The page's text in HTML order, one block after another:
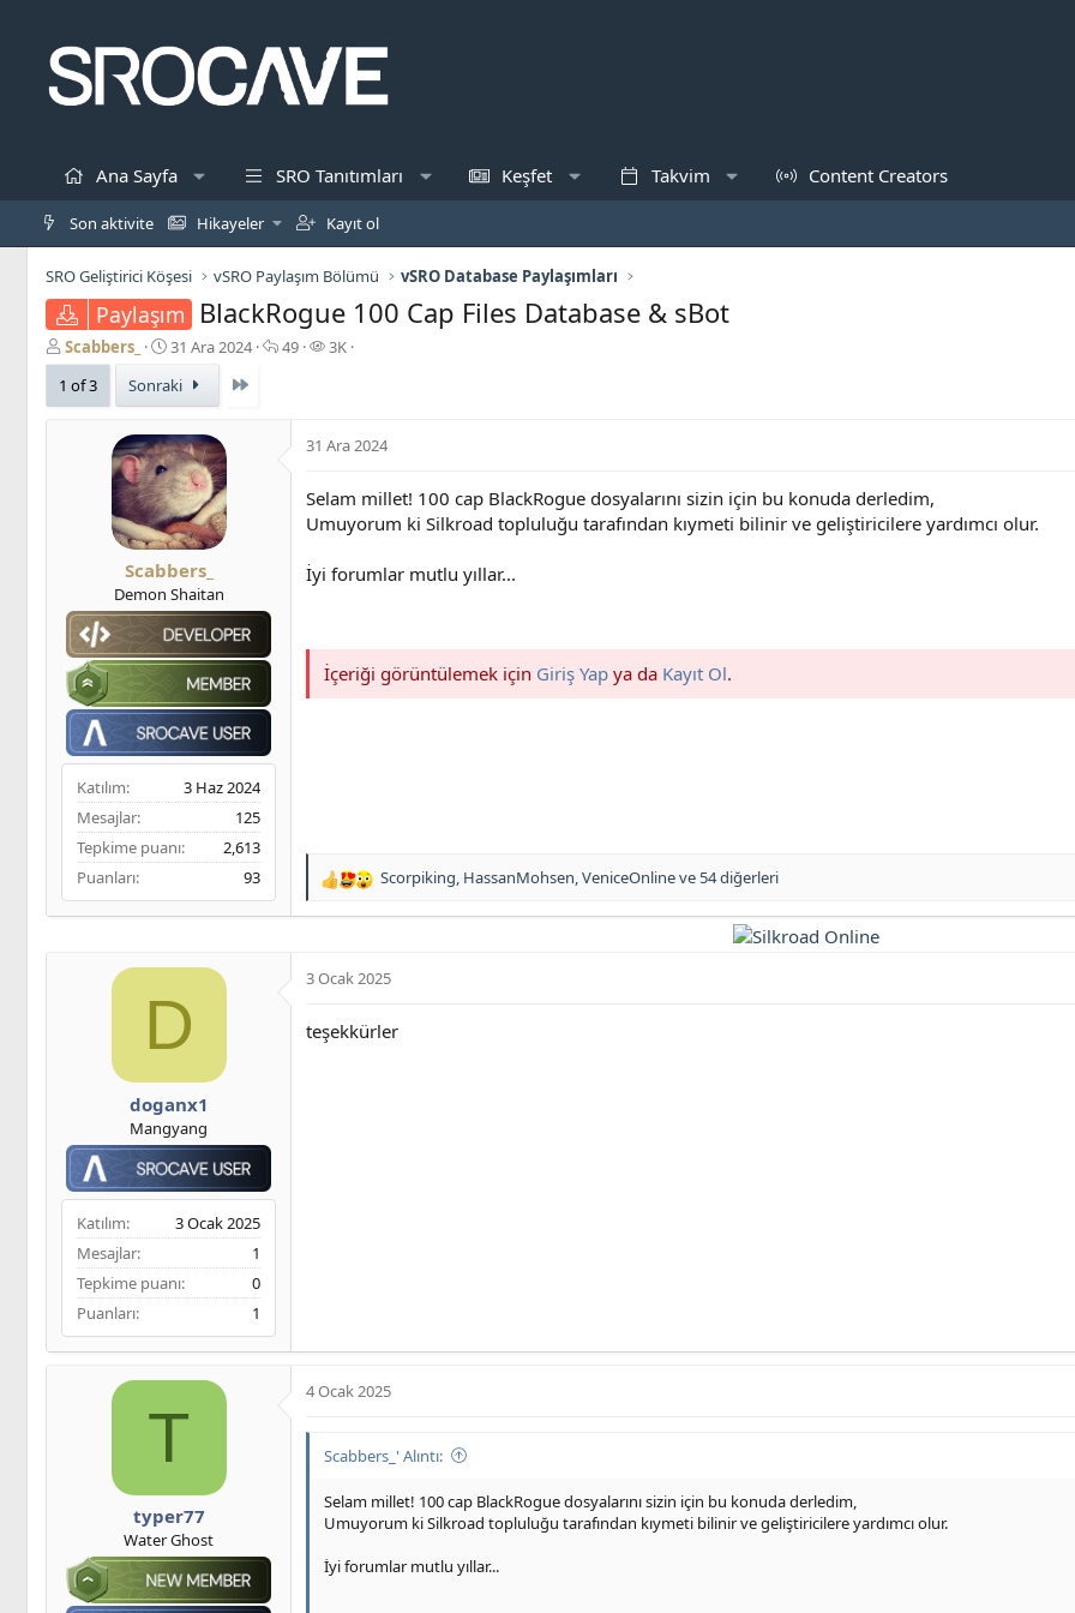
Ana Sayfa SRO Tanıtımları Keşfet Takvim Content Creators
Son aktivite Hikayeler Kayıt ol
SRO Geliştirici Köşesi vSRO Paylaşım Bölümü vSRO Database Paylaşımları
Paylaşım BlackRogue 100 Cap Files Database & sBot
K
o
n
b
a
n
Scabbers_
B
ş
l
a
n
g
ı
ç
t
a
r
i
h
i
31 Ara 2024
C
49
G
t
l
e
3K
1 of 3
Sonraki
Scabbers_
Demon Shaitan
Katılım
3 Haz 2024
Mesajlar
125
Tepkime puanı
2,613
Puanları
93
31 Ara 2024
Selam millet! 100 cap BlackRogue dosyalarını sizin için bu konuda derledim,
Umuyorum ki Silkroad topluluğu tarafından kıymeti bilinir ve geliştiricilere yardımcı olur.
İyi forumlar mutlu yıllar...
İçeriği görüntülemek için Giriş Yap ya da Kayıt Ol.
T
i
r
Scorpiking, HassanMohsen,VeniceOnlineve 54 diğerleri
D
doganx1
Mangyang
Katılım
3 Ocak 2025
Mesajlar
1
Tepkime puanı
0
Puanları
1
3 Ocak 2025
teşekkürler
T
typer77
Water Ghost
4 Ocak 2025
Scabbers_' Alıntı:
Selam millet! 100 cap BlackRogue dosyalarını sizin için bu konuda derledim,
Umuyorum ki Silkroad topluluğu tarafından kıymeti bilinir ve geliştiricilere yardımcı olur.
İyi forumlar mutlu yıllar...